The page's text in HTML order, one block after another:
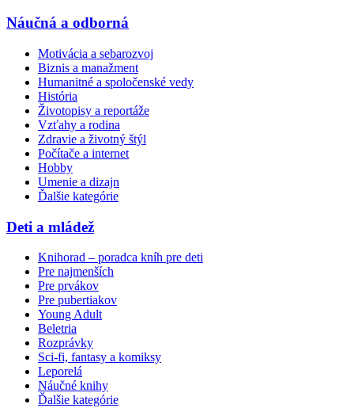
Náučná a odborná
Motivácia a sebarozvoj
Biznis a manažment
Humanitné a spoločenské vedy
História
Životopisy a reportáže
Vzťahy a rodina
Zdravie a životný štýl
Počítače a internet
Hobby
Umenie a dizajn
Ďalšie kategórie
Deti a mládež
Knihorad – poradca kníh pre deti
Pre najmenších
Pre prvákov
Pre pubertiakov
Young Adult
Beletria
Rozprávky
Sci-fi, fantasy a komiksy
Leporelá
Náučné knihy
Ďalšie kategórie